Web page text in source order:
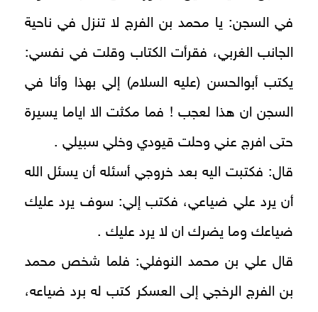
في السجن: يا محمد بن الفرج لا تنزل في ناحية
الجانب الغربي، فقرأت الكتاب وقلت في نفسي:
يكتب أبوالحسن (عليه السلام) إلي بهذا وأنا في
السجن ان هذا لعجب ! فما مكثت الا اياما يسيرة
حتى افرج عني وحلت قيودي وخلي سبيلي .
قال: فكتبت اليه بعد خروجي أسئله أن يسئل الله
أن يرد علي ضياعي، فكتب إلي: سوف يرد عليك
ضياعك وما يضرك ان لا يرد عليك .
قال علي بن محمد النوفلي: فلما شخص محمد
بن الفرج الرخجي إلى العسكر كتب له برد ضياعه،